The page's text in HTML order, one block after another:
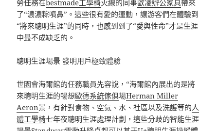
勞任務在bestmade工學椅火線的同事歐凌辦公家具帶來
了“濃濃粽噴鼻”。這些很有愛的運動，讓游客們在體驗到
“將來聰明生涯”的同時，也感到到了“愛與性命”才是生涯
中最不成缺乏的。
聰明生涯場景 發明用戶極致體驗
世園會海爾館的任務職員先容說，“海爾館內展出的是將
來聰明生涯的暢想歐德系統傢俱場Herman Miller
Aeron景，有針對食物、空氣、水、社區以及洗護等的人
體工學椅七年夜聰明生涯處理計劃，這些分歧的智能生涯